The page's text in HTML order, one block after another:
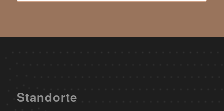
Standorte